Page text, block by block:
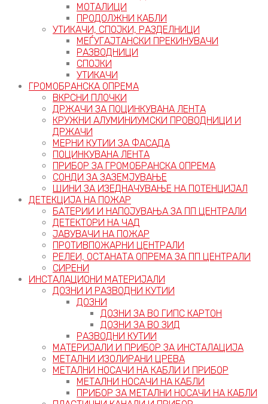
МОТАЛИЦИ
ПРОДОЛЖНИ КАБЛИ
УТИКАЧИ, СПОЈКИ, РАЗДЕЛНИЦИ
МЕЃУГАЈТАНСКИ ПРЕКИНУВАЧИ
РАЗВОДНИЦИ
СПОЈКИ
УТИКАЧИ
ГРОМОБРАНСКА ОПРЕМА
ВКРСНИ ПЛОЧКИ
ДРЖАЧИ ЗА ПОЦИНКУВАНА ЛЕНТА
КРУЖНИ АЛУМИНИУМСКИ ПРОВОДНИЦИ И
ДРЖАЧИ
МЕРНИ КУТИИ ЗА ФАСАДА
ПОЦИНКУВАНА ЛЕНТА
ПРИБОР ЗА ГРОМОБРАНСКА ОПРЕМА
СОНДИ ЗА ЗАЗЕМЈУВАЊЕ
ШИНИ ЗА ИЗЕДНАЧУВАЊЕ НА ПОТЕНЦИЈАЛ
ДЕТЕКЦИЈА НА ПОЖАР
БАТЕРИИ И НАПОЈУВАЊА ЗА ПП ЦЕНТРАЛИ
ДЕТЕКТОРИ НА ЧАД
ЈАВУВАЧИ НА ПОЖАР
ПРОТИВПОЖАРНИ ЦЕНТРАЛИ
РЕЛЕИ, ОСТАНАТА ОПРЕМА ЗА ПП ЦЕНТРАЛИ
СИРЕНИ
ИНСТАЛАЦИОНИ МАТЕРИЈАЛИ
ДОЗНИ И РАЗВОДНИ КУТИИ
ДОЗНИ
ДОЗНИ ЗА ВО ГИПС КАРТОН
ДОЗНИ ЗА ВО ЗИД
РАЗВОДНИ КУТИИ
МАТЕРИЈАЛИ И ПРИБОР ЗА ИНСТАЛАЦИЈА
МЕТАЛНИ ИЗОЛИРАНИ ЦРЕВА
МЕТАЛНИ НОСАЧИ НА КАБЛИ И ПРИБОР
МЕТАЛНИ НОСАЧИ НА КАБЛИ
ПРИБОР ЗА МЕТАЛНИ НОСАЧИ НА КАБЛИ